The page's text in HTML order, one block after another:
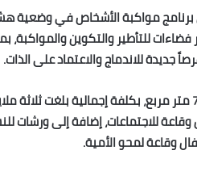
مواكبة الأشخاص في وضعية
فضاءات للتأطير والتكوين
جديدة للاندماج والاعتماد على الذات.
وشُيّد هذا المشروع على مساحة 710 متر مربع، بكلفة
للاجتماعات، إضافة إلى ورشات
وقاعة لمحو الأمية.